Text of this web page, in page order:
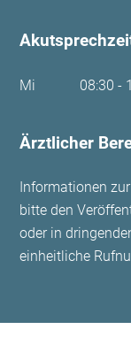
Mi 08:30 -
Ärztlicher
Informationen
bitte den
oder in
einheitliche